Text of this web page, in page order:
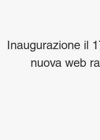
Inaugurazione il
nuova web